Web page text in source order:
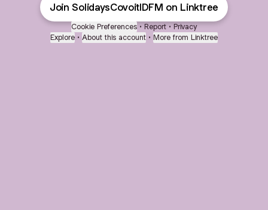
Join SolidaysCovoitIDFM on Linktree
Cookie Preferences • Report • Privacy
Explore • About this account • More from Linktree